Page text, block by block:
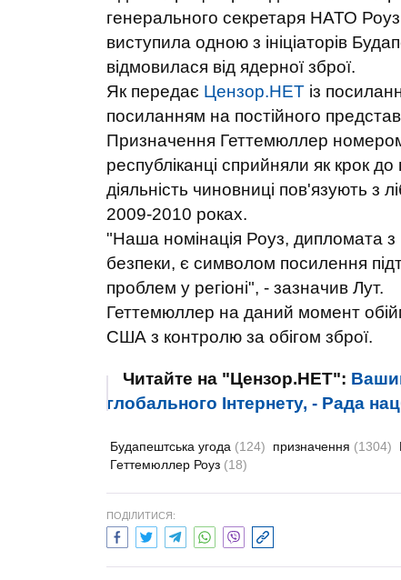
генерального секретаря НАТО
виступила одною з ініціаторів
відмовилася від ядерної зброї.
Як передає Цензор.НЕТ із
посиланням на постійного
Призначення Геттемюллер
республіканці сприйняли як крок
діяльність чиновниці пов'язують з
2009-2010 роках.
"Наша номінація Роуз, дипломата з
безпеки, є символом посилення
проблем у регіоні", - зазначив Лут.
Геттемюллер на даний момент
США з контролю за обігом зброї.
Читайте на "Цензор.НЕТ":
глобального Інтернету, - Рада
Будапештська угода (124) призначення (1304)
Геттемюллер Роуз (18)
ПОДІЛИТИСЯ: